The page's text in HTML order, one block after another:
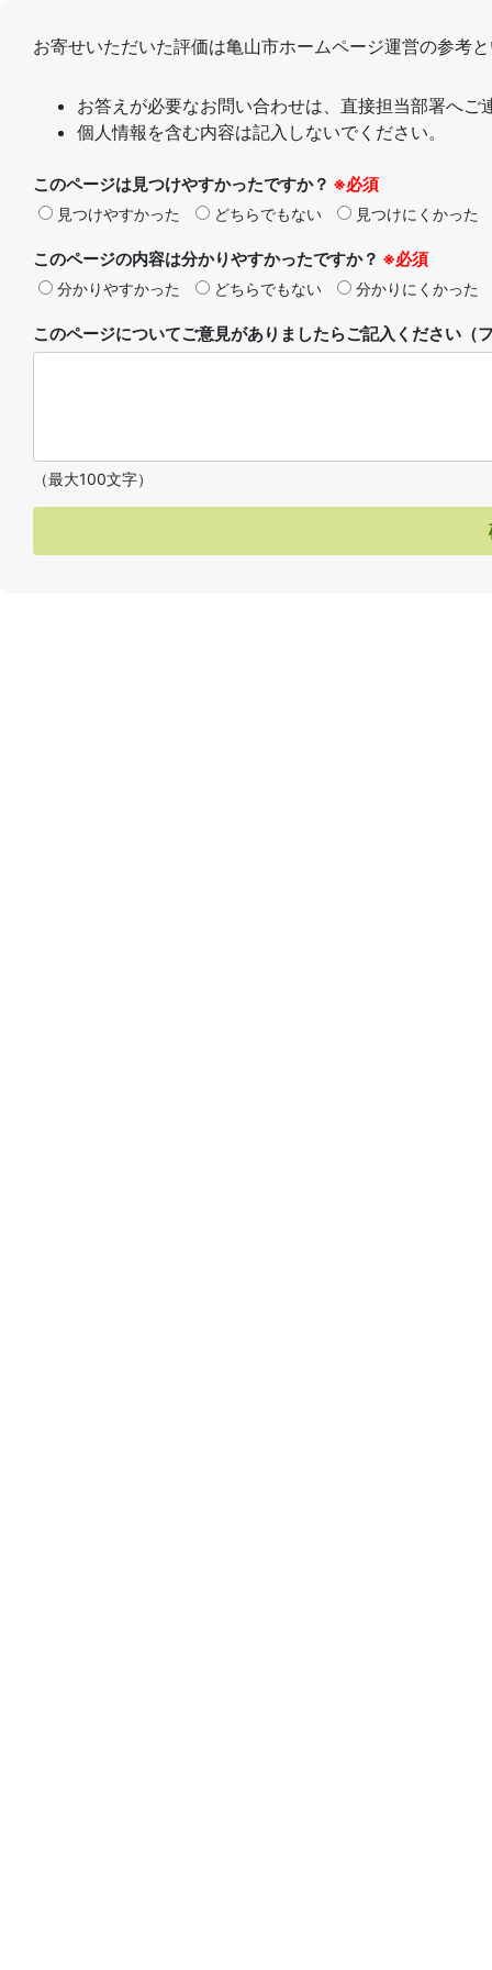
お寄せいただいた評価は亀山市ホームページ運営の参考
お答えが必要なお問い合わせは、直接担当部署へご
個人情報を含む内容は記入しないでください。
このページは見つけやすかったですか？ ※必須
見つけやすかった どちらでもない 見つけにくかった
このページの内容は分かりやすかったですか？ ※必須
分かりやすかった どちらでもない 分かりにくかった
このページについてご意見がありましたらご記入ください
（最大100文字）